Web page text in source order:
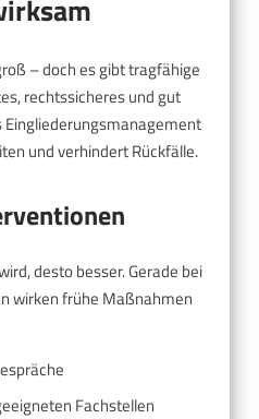
– doch es gibt tragfähige
rechtssicheres und gut
und verhindert Rückfälle.
desto besser. Gerade bei
wirken frühe Maßnahmen
Fachstellen